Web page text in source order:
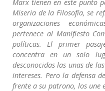
Marx tienen en este punto
Miseria de la Filosofía, se
organizaciones
pertenece al Manifiesto
políticas. El primer
concentra en un solo
desconocidas las unas de
intereses. Pero la defensa
frente a su patrono, los une